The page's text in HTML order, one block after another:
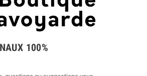
100%